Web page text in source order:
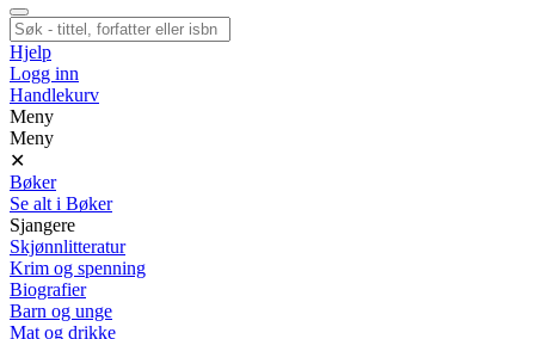
Hjelp
Logg inn
Handlekurv
Meny
Meny
✕
Bøker
Se alt i Bøker
Sjangere
Skjønnlitteratur
Krim og spenning
Biografier
Barn og unge
Mat og drikke